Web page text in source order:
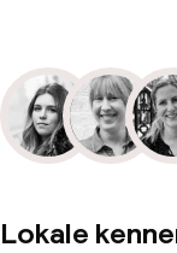
Lokale